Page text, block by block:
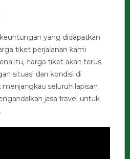
yang didapatkan
tiket perjalanan kami
itu, harga tiket akan terus
situasi dan kondisi di
menjangkau seluruh lapisan
jasa travel untuk